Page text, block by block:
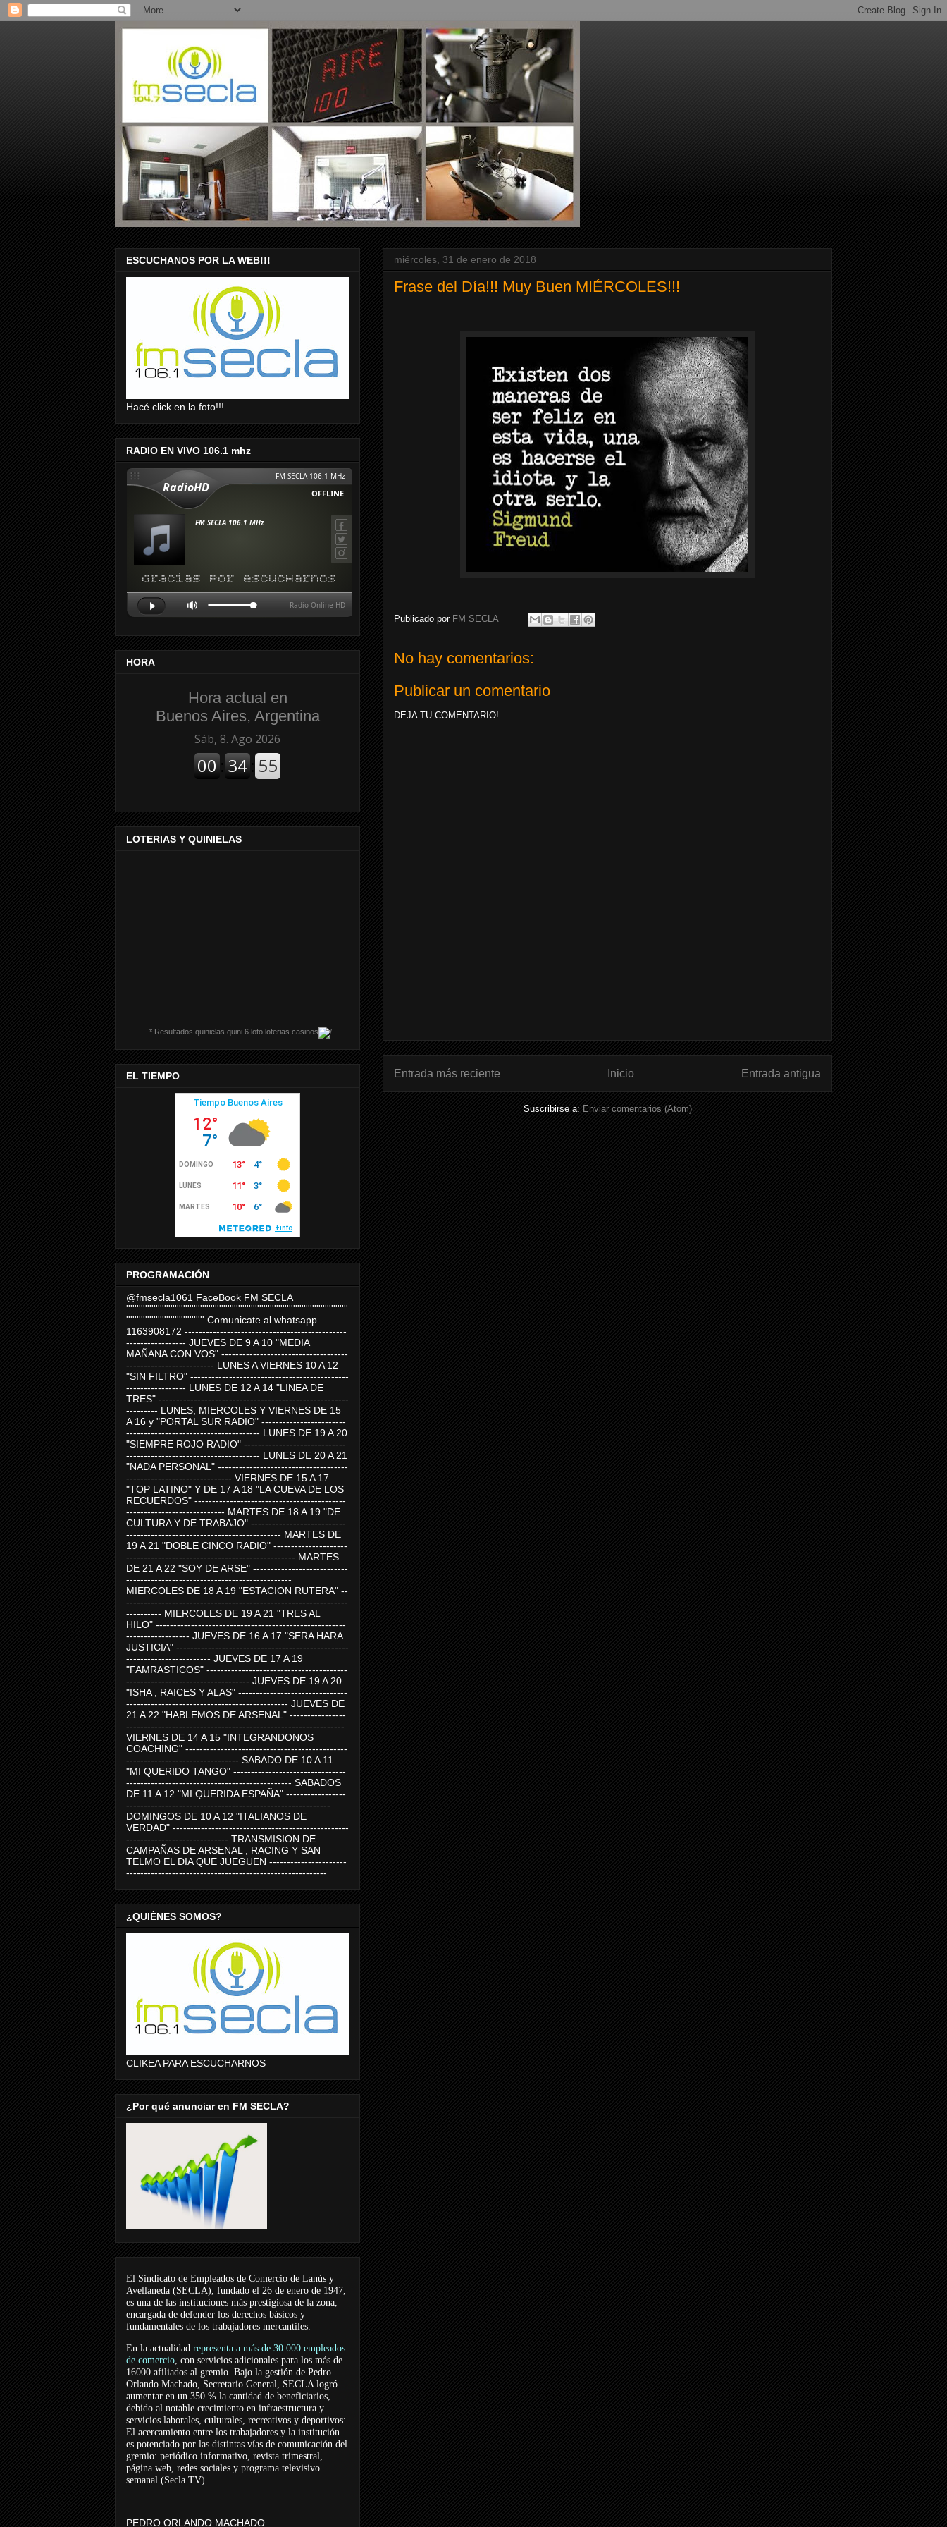
miércoles, 31 de enero de 2018
Frase del Día!!! Muy Buen MIÉRCOLES!!!
Publicado por FM SECLA
No hay comentarios:
Publicar un comentario
DEJA TU COMENTARIO!
Entrada más reciente Entrada antigua
Inicio
Suscribirse a: Enviar comentarios (Atom)
ESCUCHANOS POR LA WEB!!!
Hacé click en la foto!!!
RADIO EN VIVO 106.1 mhz
HORA
Hora actual en
Buenos Aires, Argentina
LOTERIAS Y QUINIELAS
* Resultados quinielas quini 6 loto loterias casinos
EL TIEMPO
PROGRAMACIÓN
@fmsecla1061 FaceBook FM SECLA
'''''''''''''''''''''''''''''''''''''''''''''''''''''''''''''''''''''''''''''''''''''''''''''''''''''''''
''''''''''''''''''''''''''''''''''''' Comunicate al whatsapp
1163908172 ----------------------------------------------
----------------- JUEVES DE 9 A 10 "MEDIA
MAÑANA CON VOS" ------------------------------------
------------------------- LUNES A VIERNES 10 A 12
"SIN FILTRO" ---------------------------------------------
----------------- LUNES DE 12 A 14 "LINEA DE
TRES" ------------------------------------------------------
--------- LUNES, MIERCOLES Y VIERNES DE 15
A 16 y "PORTAL SUR RADIO" ------------------------
-------------------------------------- LUNES DE 19 A 20
"SIEMPRE ROJO RADIO" -----------------------------
-------------------------------------- LUNES DE 20 A 21
"NADA PERSONAL" -------------------------------------
------------------------------ VIERNES DE 15 A 17
"TOP LATINO" Y DE 17 A 18 "LA CUEVA DE LOS
RECUERDOS" -------------------------------------------
---------------------------- MARTES DE 18 A 19 "DE
CULTURA Y DE TRABAJO" ---------------------------
-------------------------------------------- MARTES DE
19 A 21 "DOBLE CINCO RADIO" ---------------------
------------------------------------------------ MARTES
DE 21 A 22 "SOY DE ARSE" ---------------------------
-----------------------------------------------
MIERCOLES DE 18 A 19 "ESTACION RUTERA" --
---------------------------------------------------------------
---------- MIERCOLES DE 19 A 21 "TRES AL
HILO" ------------------------------------------------------
------------------ JUEVES DE 16 A 17 "SERA HARA
JUSTICIA" -------------------------------------------------
------------------------ JUEVES DE 17 A 19
"FAMRASTICOS" ----------------------------------------
----------------------------------- JUEVES DE 19 A 20
"ISHA , RAICES Y ALAS" -------------------------------
---------------------------------------------- JUEVES DE
21 A 22 "HABLEMOS DE ARSENAL" ----------------
--------------------------------------------------------------
VIERNES DE 14 A 15 "INTEGRANDONOS
COACHING" ----------------------------------------------
-------------------------------- SABADO DE 10 A 11
"MI QUERIDO TANGO" --------------------------------
----------------------------------------------- SABADOS
DE 11 A 12 "MI QUERIDA ESPAÑA" -----------------
----------------------------------------------------------
DOMINGOS DE 10 A 12 "ITALIANOS DE
VERDAD" --------------------------------------------------
----------------------------- TRANSMISION DE
CAMPAÑAS DE ARSENAL , RACING Y SAN
TELMO EL DIA QUE JUEGUEN ----------------------
---------------------------------------------------------
¿QUIÉNES SOMOS?
CLIKEA PARA ESCUCHARNOS
¿Por qué anunciar en FM SECLA?
El Sindicato de Empleados de Comercio de Lanús y
Avellaneda (SECLA), fundado el 26 de enero de 1947,
es una de las instituciones más prestigiosa de la zona,
encargada de defender los derechos básicos y
fundamentales de los trabajadores mercantiles.
En la actualidad representa a más de 30.000 empleados
de comercio, con servicios adicionales para los más de
16000 afiliados al gremio. Bajo la gestión de Pedro
Orlando Machado, Secretario General, SECLA logró
aumentar en un 350 % la cantidad de beneficiarios,
debido al notable crecimiento en infraestructura y
servicios laborales, culturales, recreativos y deportivos:
El acercamiento entre los trabajadores y la institución
es potenciado por las distintas vías de comunicación del
gremio: periódico informativo, revista trimestral,
página web, redes sociales y programa televisivo
semanal (Secla TV).
PEDRO ORLANDO MACHADO